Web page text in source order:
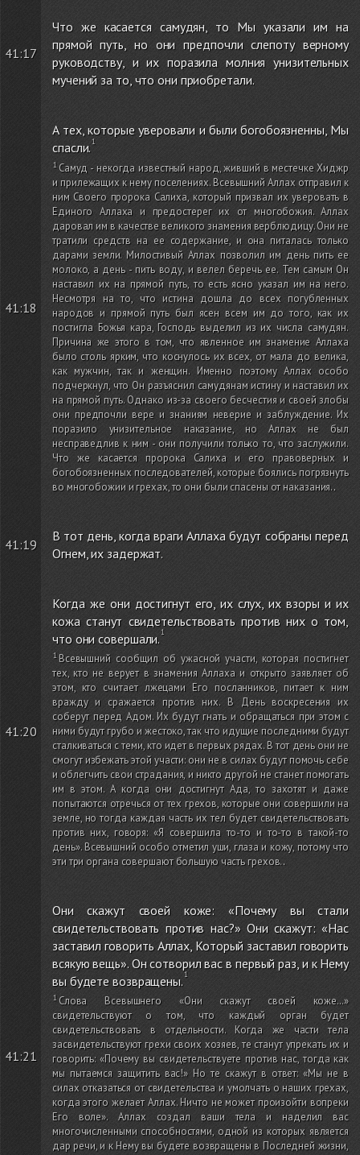
41:17
Что же касается самудян, то Мы указали им на
прямой путь, но они предпочли слепоту верному
руководству, и их поразила молния унизительных
мучений за то, что они приобретали.
41:18
А тех, которые уверовали и были богобоязненны, Мы
спасли.
Самуд - некогда известный народ, живший в местечке Хиджр
и прилежащих к нему поселениях. Всевышний Аллах отправил к
ним Своего пророка Салиха, который призвал их уверовать в
Единого Аллаха и предостерег их от многобожия. Аллах
даровал им в качестве великого знамения верблюдицу. Они не
тратили средств на ее содержание, и она питалась только
дарами земли. Милостивый Аллах позволил им день пить ее
молоко, а день - пить воду, и велел беречь ее. Тем самым Он
наставил их на прямой путь, то есть ясно указал им на него.
Несмотря на то, что истина дошла до всех погубленных
народов и прямой путь был ясен всем им до того, как их
постигла Божья кара, Господь выделил из их числа самудян.
Причина же этого в том, что явленное им знамение Аллаха
было столь ярким, что коснулось их всех, от мала до велика,
как мужчин, так и женщин. Именно поэтому Аллах особо
подчеркнул, что Он разъяснил самудянам истину и наставил их
на прямой путь. Однако из-за своего бесчестия и своей злобы
они предпочли вере и знаниям неверие и заблуждение. Их
поразило унизительное наказание, но Аллах не был
несправедлив к ним - они получили только то, что заслужили.
Что же касается пророка Салиха и его правоверных и
богобоязненных последователей, которые боялись погрязнуть
во многобожии и грехах, то они были спасены от наказания..
41:19
В тот день, когда враги Аллаха будут собраны перед
Огнем, их задержат.
41:20
Когда же они достигнут его, их слух, их взоры и их
кожа станут свидетельствовать против них о том,
что они совершали.
Всевышний сообщил об ужасной участи, которая постигнет
тех, кто не верует в знамения Аллаха и открыто заявляет об
этом, кто считает лжецами Его посланников, питает к ним
вражду и сражается против них. В День воскресения их
соберут перед Адом. Их будут гнать и обращаться при этом с
ними будут грубо и жестоко, так что идущие последними будут
сталкиваться с теми, кто идет в первых рядах. В тот день они не
смогут избежать этой участи: они не в силах будут помочь себе
и облегчить свои страдания, и никто другой не станет помогать
им в этом. А когда они достигнут Ада, то захотят и даже
попытаются отречься от тех грехов, которые они совершили на
земле, но тогда каждая часть их тел будет свидетельствовать
против них, говоря: «Я совершила то-то и то-то в такой-то
день». Всевышний особо отметил уши, глаза и кожу, потому что
эти три органа совершают большую часть грехов..
41:21
Они скажут своей коже: «Почему вы стали
свидетельствовать против нас?» Они скажут: «Нас
заставил говорить Аллах, Который заставил говорить
всякую вещь». Он сотворил вас в первый раз, и к Нему
вы будете возвращены.
Слова Всевышнего «Они скажут своей коже…»
свидетельствуют о том, что каждый орган будет
свидетельствовать в отдельности. Когда же части тела
засвидетельствуют грехи своих хозяев, те станут упрекать их и
говорить: «Почему вы свидетельствуете против нас, тогда как
мы пытаемся защитить вас!» Но те скажут в ответ: «Мы не в
силах отказаться от свидетельства и умолчать о наших грехах,
когда этого желает Аллах. Ничто не может произойти вопреки
Его воле». Аллах создал ваши тела и наделил вас
многочисленными способностями, одной из которых является
дар речи, и к Нему вы будете возвращены в Последней жизни,